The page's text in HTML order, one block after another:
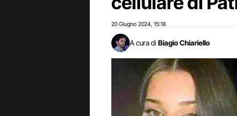
20 Giugno 2024 15:18
A cura di Biagio Chiariello